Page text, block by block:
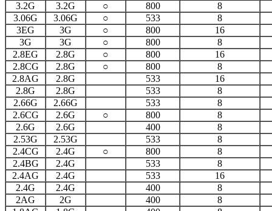
3.2G
3.2G ○ 800
8
3.06G
3.06G ○ 533
8
3EG
3G ○ 800
16
3G
3G ○ 800
8
2.8EG
2.8G ○ 800
16
2.8CG
2.8G ○ 800
8
2.8AG
2.8G 533
16
2.8G
2.8G 533
8
2.66G
2.66G 533
8
2.6CG
2.6G ○ 800
8
2.6G
2.6G 400
8
2.53G
2.53G 533
8
2.4CG
2.4G ○ 800
8
2.4BG
2.4G 533
8
2.4AG
2.4G 533
16
2.4G
2.4G 400
8
2AG
2G 400
8